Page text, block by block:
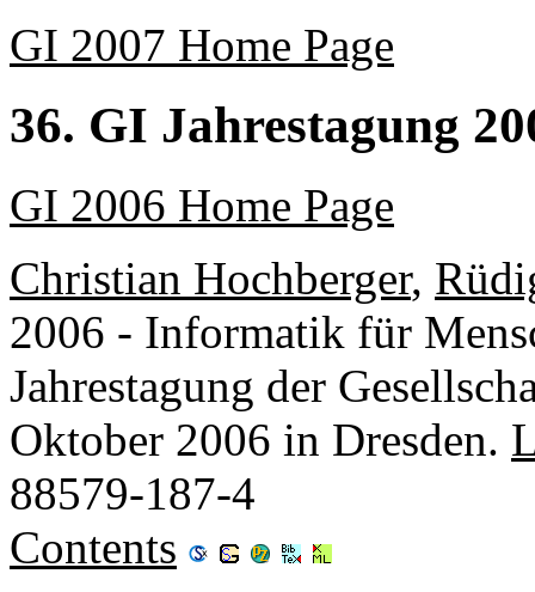
GI 2007 Home Page
36. GI Jahrestagung
GI 2006 Home Page
Christian Hochberger,
2006 - Informatik für
Jahrestagung der
Oktober 2006 in Dresden.
88579-187-4
Contents